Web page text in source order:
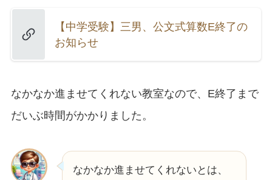
【中学受験】三男、公文式算数E終了の
お知らせ
なかなか進ませてくれない教室なので、E終了まで
だいぶ時間がかかりました。
なかなか進ませてくれないとは、